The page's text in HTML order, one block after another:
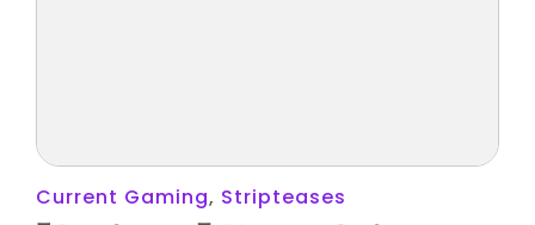
Current Gaming, Stripteases